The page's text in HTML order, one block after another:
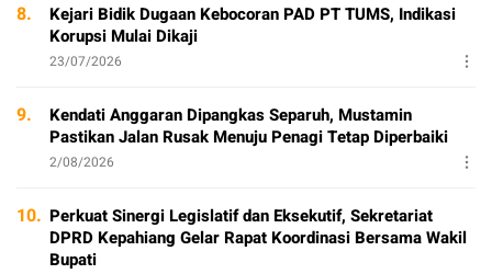
8.
Kejari Bidik Dugaan Kebocoran PAD PT TUMS, Indikasi
Korupsi Mulai Dikaji
23/07/2026
9.
Kendati Anggaran Dipangkas Separuh, Mustamin
Pastikan Jalan Rusak Menuju Penagi Tetap Diperbaiki
2/08/2026
10. Perkuat Sinergi Legislatif dan Eksekutif, Sekretariat
DPRD Kepahiang Gelar Rapat Koordinasi Bersama Wakil
Bupati